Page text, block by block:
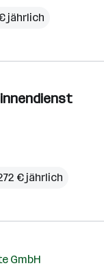
jährlich
€ jährlich
GmbH